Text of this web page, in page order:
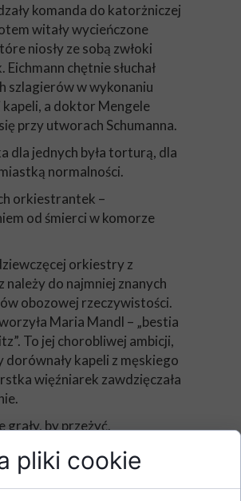
komanda do katorżniczej
witały wycieńczone
niosły ze sobą zwłoki
Eichmann chętnie słuchał
szlagierów w wykonaniu
a doktor Mengele
przy utworach Schumanna.
dla jednych była torturą, dla
normalności.
orkiestrantek –
od śmierci w komorze
orkiestry z
należy do najmniej znanych
obozowej rzeczywistości.
Maria Mandl – „bestia
To jej chorobliwej ambicji,
dorównały kapeli z męskiego
więźniarek zawdzięczała
grały, by przeżyć.
zebrała rozproszone
spotkała się z ostatnimi
i odtworzyła każdą z
pliki cookie